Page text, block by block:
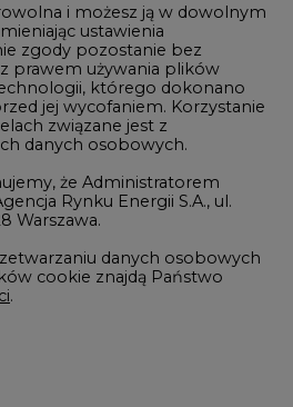
i możesz ją w dowolnym
ustawienia
zgody pozostanie bez
prawem używania plików
którego dokonano
jej wycofaniem. Korzystanie
związane jest z
danych osobowych.
że Administratorem
Rynku Energii S.A., ul.
Warszawa.
danych osobowych
cookie znajdą Państwo
.